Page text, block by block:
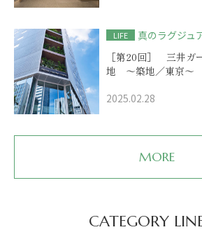
LIFE
真のラグジュ
［第20回］ 三井ガ
地 ～築地／東京～
気風の良さと斬新なス
2025.02.28
MORE
CATEGORY